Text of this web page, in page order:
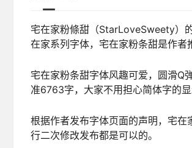
宅在家粉條甜（StarLoveSweety）
在家系列字体，宅在家粉条甜是作者
宅在家粉条甜字体风趣可爱，圆滑Q
准6763字，大家不用担心简体字的
根据作者发布字体页面的声明，宅
行二次修改发布都是可以的。